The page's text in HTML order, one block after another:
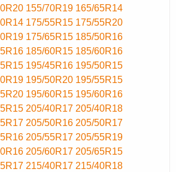
155/70R19 165/65R14
175/55R15 175/55R20
175/65R15 185/50R16
185/60R15 185/60R16
195/45R16 195/50R15
195/50R20 195/55R15
195/60R15 195/60R16
205/40R17 205/40R18
205/50R16 205/50R17
205/55R17 205/55R19
205/60R17 205/65R15
215/40R17 215/40R18